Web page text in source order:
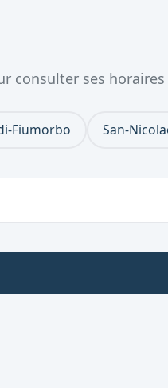
consulter ses
Fiumorbo San-